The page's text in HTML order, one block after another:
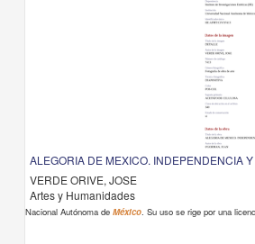
ALEGORIA DE MEXICO. INDEPENDENCIA
VERDE ORIVE, JOSE
Artes y Humanidades
Nacional Autónoma deMéxico. Su uso se rige por una